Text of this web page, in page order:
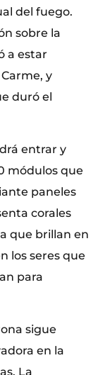
del fuego.
sobre la
a estar
y
duró el
entrar y
módulos que
paneles
corales
que brillan en
los seres que
para
sigue
en la
La